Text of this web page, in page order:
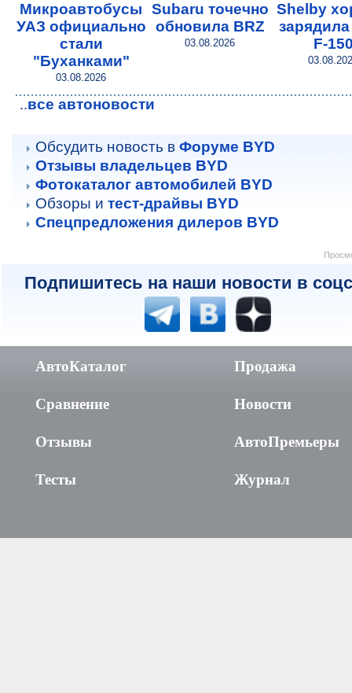
Микроавтобусы
УАЗ официально
стали
"Буханками"
03.08.2026
Subaru точечно
обновила BRZ
03.08.2026
Shelby
F-
..все автоновости
Обсудить новость в Форуме BYD
Отзывы владельцев BYD
Фотокаталог автомобилей BYD
Обзоры и тест-драйвы BYD
Спецпредложения дилеров BYD
Подпишитесь на наши новости в
АвтоКаталог
Сравнение
Отзывы
Тесты
Продажа
Новости
АвтоПремьеры
Журнал